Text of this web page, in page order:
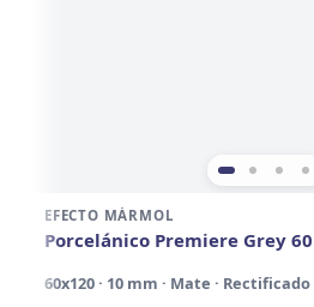
EFECTO MÁRMOL
Porcelánico Premiere Grey
60x120 · 10 mm · Mate · Rectificado